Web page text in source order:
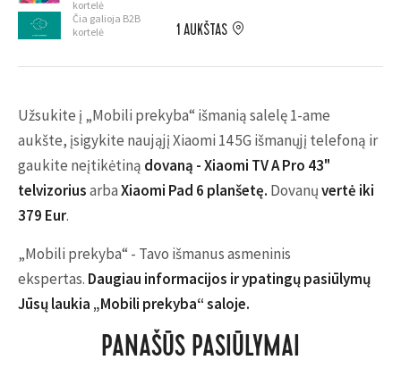
kortelė
Čia galioja B2B
kortelė
1 AUKŠTAS
Užsukite į „Mobili prekyba“ išmanią salelę 1-ame
aukšte, įsigykite naująjį Xiaomi 14 5G išmanųjį telefoną ir
gaukite neįtikėtiną dovaną - Xiaomi TV A Pro 43"
telvizoriusarbaXiaomi Pad 6 planšetę. Dovanųvertė iki
379 Eur.
„Mobili prekyba“ - Tavo išmanus asmeninis
ekspertas. Daugiau informacijos ir ypatingų pasiūlymų
Jūsų laukia „Mobili prekyba“ saloje.
PANAŠŪS PASIŪLYMAI